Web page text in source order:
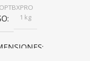
OPTBXPRO
1 kg